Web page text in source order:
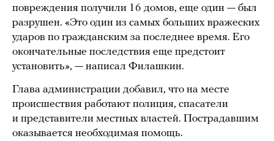
повреждения получили 16 домов, еще один — был
разрушен. «Это один из самых больших вражеских
ударов по гражданским за последнее время. Его
окончательные последствия еще предстоит
установить», — написал Филашкин.
Глава администрации добавил, что на месте
происшествия работают полиция, спасатели
и представители местных властей. Пострадавшим
оказывается необходимая помощь.